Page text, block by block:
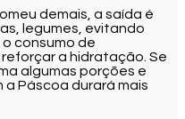
demais, a saída é
legumes, evitando
consumo de
a hidratação. Se
algumas porções e
a Páscoa durará mais